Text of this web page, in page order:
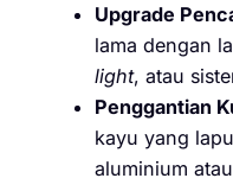
Upgrade
lama dengan
light, atau
Penggantian
kayu yang
aluminium